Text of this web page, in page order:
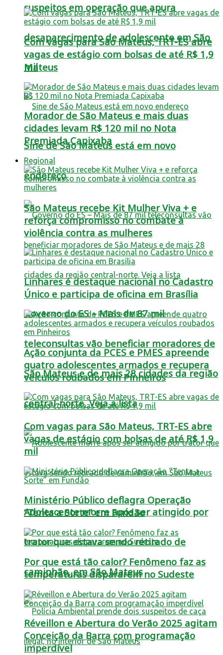
suspeitos em operação que apura
desaparecimento de adolescente em São
Mateus
Sine de São Mateus está em novo
endereço
Governo do ES – Mais de 87 mil
teleconsultas vão beneficiar moradores de
São Mateus e de mais 28 cidades da região
central-norte. Veja a lista
Adolescente morre após ser atingido por
trator que estava sendo retirado de
caminhão, em São Mateus
Com vagas para São Mateus, TRT-ES abre
vagas de estágio com bolsas de até R$ 1,9
mil
Morador de São Mateus e mais duas
cidades levam R$ 120 mil no Nota
Premiada Capixaba
Regional
São Mateus recebe Kit Mulher Viva + e
reforça compromisso no combate à
violência contra as mulheres
Linhares é destaque nacional no Cadastro
Único e participa de oficina em Brasília
Ação conjunta da PCES e PMES apreende
quatro adolescentes armados e recupera
veículos roubados em Pinheiros
Com vagas para São Mateus, TRT-ES abre
vagas de estágio com bolsas de até R$ 1,9
mil
Ministério Público deflagra Operação
“Tenta a Sorte” em Fundão
Por que está tão calor? Fenômeno faz as
temperaturas dispararem no Sudeste
Réveillon e Abertura do Verão 2025 agitam
Conceição da Barra com programação
imperdível